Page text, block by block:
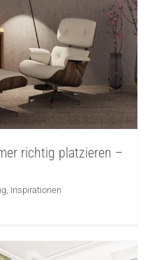
richtig
& Ideen
Inspirationen
richtig platzieren –
, Inspirationen